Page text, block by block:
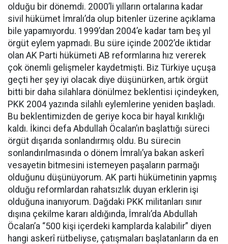
olduğu bir dönemdi. 2000’li yılların ortalarına kadar
sivil hükümet İmralı’da olup bitenler üzerine açıklama
bile yapamıyordu. 1999’dan 2004’e kadar tam beş yıl
örgüt eylem yapmadı. Bu süre içinde 2002’de iktidar
olan AK Parti hükümeti AB reformlarına hız vererek
çok önemli gelişmeler kaydetmişti. Biz Türkiye uçuşa
geçti her şey iyi olacak diye düşünürken, artık örgüt
bitti bir daha silahlara dönülmez beklentisi içindeyken,
PKK 2004 yazında silahlı eylemlerine yeniden başladı.
Bu beklentimizden de geriye koca bir hayal kırıklığı
kaldı. İkinci defa Abdullah Öcalan’ın başlattığı süreci
örgüt dışarıda sonlandırmış oldu. Bu sürecin
sonlandırılmasında o dönem İmralı’ya bakan askerî
vesayetin bitmesini istemeyen paşaların parmağı
olduğunu düşünüyorum. AK parti hükümetinin yapmış
olduğu reformlardan rahatsızlık duyan erklerin işi
olduğuna inanıyorum. Dağdaki PKK militanları sınır
dışına çekilme kararı aldığında, İmralı’da Abdullah
Öcalan’a “500 kişi içerdeki kamplarda kalabilir” diyen
hangi askerî rütbeliyse, çatışmaları başlatanların da en